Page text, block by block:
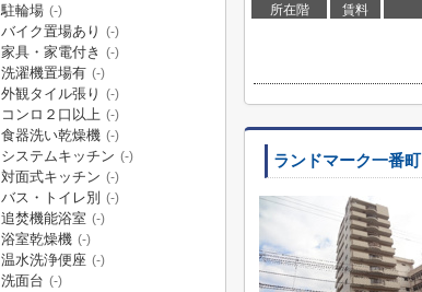
所在階 賃料
ランドマーク一番町
駐輪場 (-)
バイク置場あり (-)
家具・家電付き (-)
洗濯機置場有 (-)
外観タイル張り (-)
コンロ２口以上 (-)
食器洗い乾燥機 (-)
システムキッチン (-)
対面式キッチン (-)
バス・トイレ別 (-)
追焚機能浴室 (-)
浴室乾燥機 (-)
温水洗浄便座 (-)
洗面台 (-)